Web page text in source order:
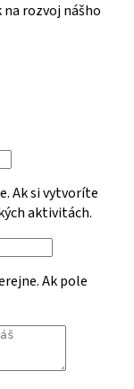
na rozvoj nášho
Ak si vytvoríte
aktivitách.
Ak pole